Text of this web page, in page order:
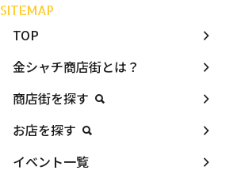
SITEMAP
TOP
金シャチ商店街とは？
商店街を探す
お店を探す
イベント一覧